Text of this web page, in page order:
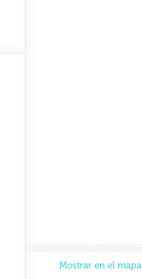
Mostrar en el mapa